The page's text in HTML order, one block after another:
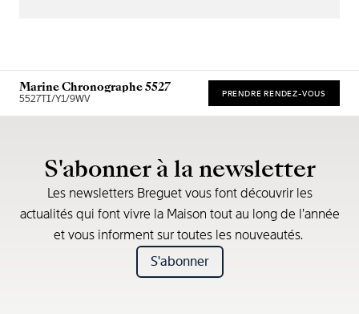
Marine Chronographe 5527
5527TI/Y1/9WV PRENDRE RENDEZ-VOUS
S'abonner à la newsletter
Les newsletters Breguet vous font découvrir les
actualités qui font vivre la Maison tout au long de l’année
et vous informent sur toutes les nouveautés.
S'abonner